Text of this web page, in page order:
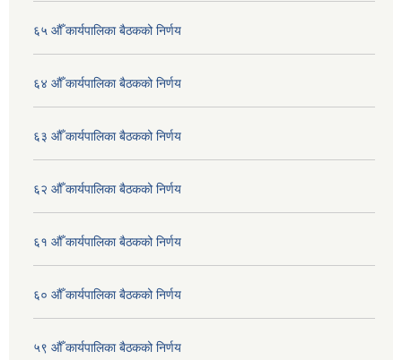
६५ औँ कार्यपालिका बैठकको निर्णय
६४ औँ कार्यपालिका बैठकको निर्णय
६३ औँ कार्यपालिका बैठकको निर्णय
६२ औँ कार्यपालिका बैठकको निर्णय
६१ औँ कार्यपालिका बैठकको निर्णय
६० औँ कार्यपालिका बैठकको निर्णय
५९ औँ कार्यपालिका बैठकको निर्णय